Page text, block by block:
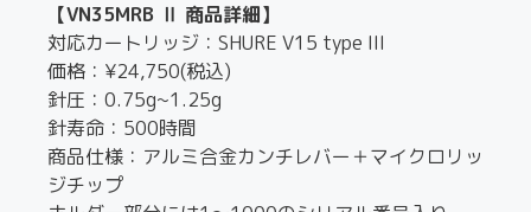
【VN35MRB Ⅱ 商品詳細】
対応カートリッジ：SHURE V15 type III
価格：¥24,750(税込)
針圧：0.75g~1.25g
針寿命：500時間
商品仕様：アルミ合金カンチレバー＋マイクロリッ
ジチップ